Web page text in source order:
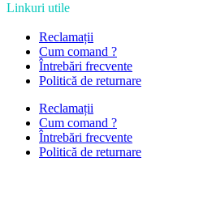
Linkuri utile
Reclamații
Cum comand ?
Întrebări frecvente
Politică de returnare
Reclamații
Cum comand ?
Întrebări frecvente
Politică de returnare